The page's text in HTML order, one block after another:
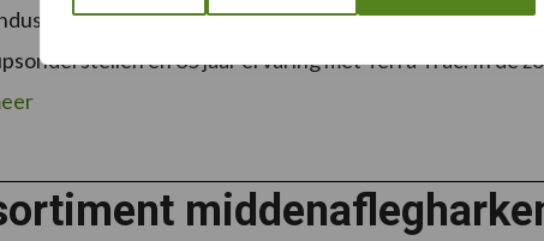
in Paderborn kijkt deze zomer terug op
en 35 jaar ervaring met Terra Trac. In de